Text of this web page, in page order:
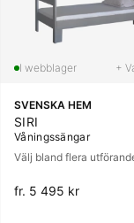
+
SVENSKA HEM
SIRI
Våningssängar
Välj bland flera
fr. 5 495 kr